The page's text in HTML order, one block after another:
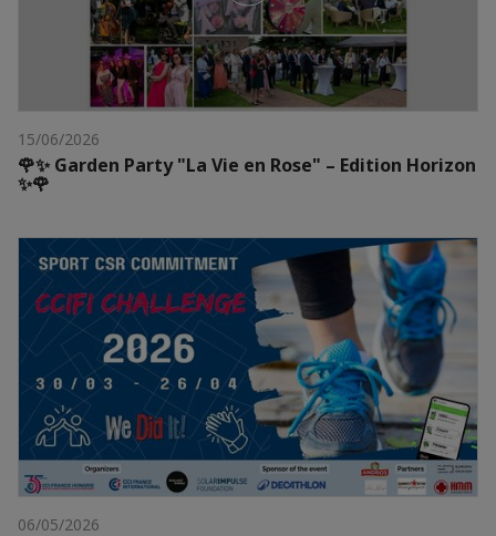
15/06/2026
🌹✨ Garden Party "La Vie en Rose" – Edition Horizon
✨🌹
06/05/2026